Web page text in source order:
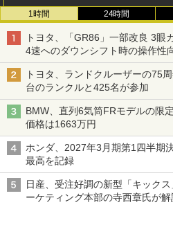
1時間 24時間
トヨタ、「GR86」一部改良 3眼
4速へのダウンシフト時の操作性
トヨタ、ランドクルーザーの75
台のランクルと425名が参加
BMW、直列6気筒FRモデルの限
価格は1663万円
ホンダ、2027年3月期第1四半期
最高を記録
日産、受注好調の新型「キック
ーケティング本部の寺西章氏が解